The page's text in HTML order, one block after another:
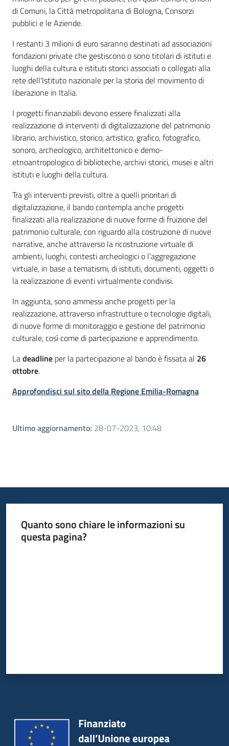
di Comuni, la Città metropolitana di Bologna, Consorzi
pubblici e le Aziende.
I restanti 3 milioni di euro saranno destinati ad associazioni
fondazioni private che gestiscono o sono titolari di istituti e
luoghi della cultura e istituti storici associati o collegati alla
rete dell'Istituto nazionale per la storia del movimento di
liberazione in Italia.
I progetti finanziabili devono essere finalizzati alla
realizzazione di interventi di digitalizzazione del patrimonio
librario, archivistico, storico, artistico, grafico, fotografico,
sonoro, archeologico, architettonico e demo-
etnoantropologico di biblioteche, archivi storici, musei e altri
istituti e luoghi della cultura.
Tra gli interventi previsti, oltre a quelli prioritari di
digitalizzazione, il bando contempla anche progetti
finalizzati alla realizzazione di nuove forme di fruizione del
patrimonio culturale, con riguardo alla costruzione di nuove
narrative, anche attraverso la ricostruzione virtuale di
ambienti, luoghi, contesti archeologici o l’aggregazione
virtuale, in base a tematismi, di istituti, documenti, oggetti o
la realizzazione di eventi virtualmente condivisi.
In aggiunta, sono ammessi anche progetti per la
realizzazione, attraverso infrastrutture o tecnologie digitali,
di nuove forme di monitoraggio e gestione del patrimonio
culturale, così come di partecipazione e apprendimento.
Ladeadline per la partecipazione al bando è fissata al 26
ottobre.
Approfondisci sul sito della Regione Emilia-Romagna
Ultimo aggiornamento: 28-07-2023, 10:48
Quanto sono chiare le informazioni su
questa pagina?